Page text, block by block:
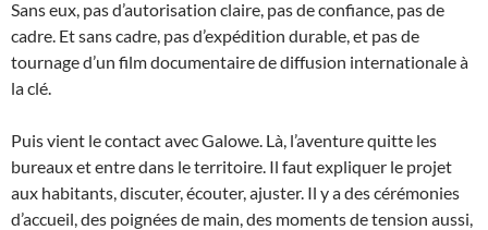
Sans eux, pas d’autorisation claire, pas de confiance, pas de
cadre. Et sans cadre, pas d’expédition durable, et pas de
tournage d’un film documentaire de diffusion internationale à
la clé.
Puis vient le contact avec Galowe. Là, l’aventure quitte les
bureaux et entre dans le territoire. Il faut expliquer le projet
aux habitants, discuter, écouter, ajuster. Il y a des cérémonies
d’accueil, des poignées de main, des moments de tension aussi,